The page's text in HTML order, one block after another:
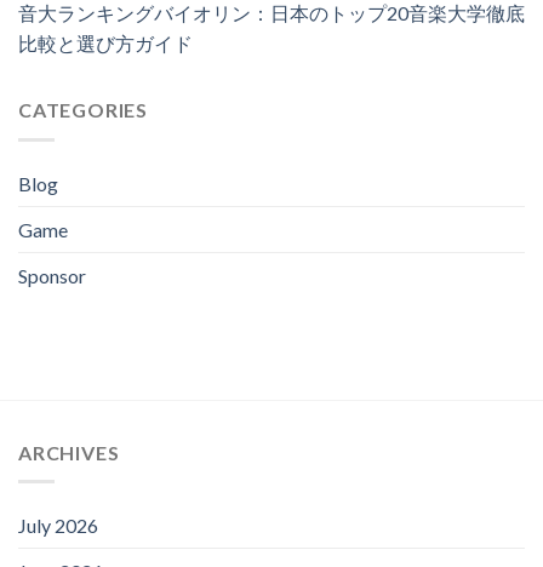
音大ランキングバイオリン：日本のトップ20音楽大学徹底
比較と選び方ガイド
CATEGORIES
Blog
Game
Sponsor
ARCHIVES
July 2026